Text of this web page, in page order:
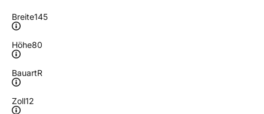
Breite145
Höhe80
BauartR
Zoll12